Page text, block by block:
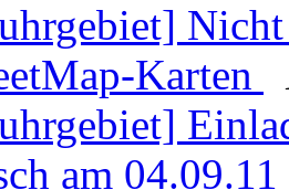
Karten
am 04.09.11